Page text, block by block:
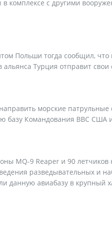
комплексе с другими
Польши тогда сообщил,
Турция отправит
морские
базу Командования ВВС США
MQ-9 Reaper и 90
разведывательных и
данную авиабазу в крупный